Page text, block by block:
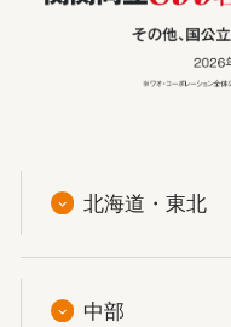
北海道・東北
中部